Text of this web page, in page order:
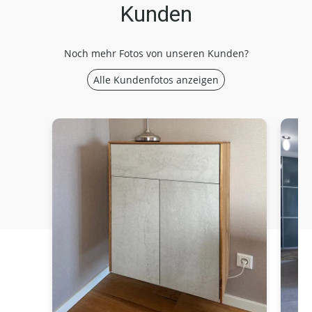
Kunden
Noch mehr Fotos von unseren Kunden?
Alle Kundenfotos anzeigen